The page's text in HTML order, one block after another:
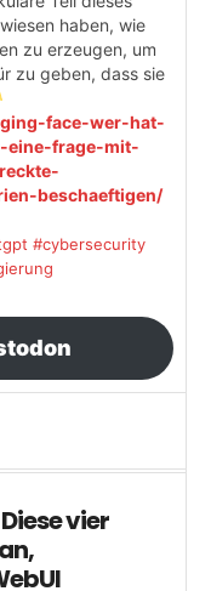
haben, wie
zu erzeugen, um
zu geben, dass sie
face-wer-hat-
eine-frage-mit-
beschaeftigen/
#cybersecurity
vier